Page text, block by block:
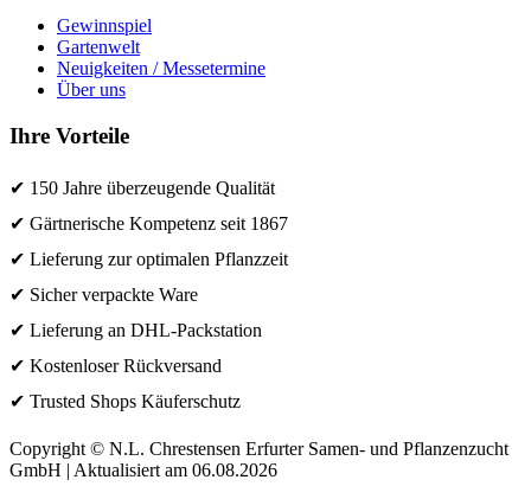
Gewinnspiel
Gartenwelt
Neuigkeiten / Messetermine
Über uns
Ihre Vorteile
✔ 150 Jahre überzeugende Qualität
✔ Gärtnerische Kompetenz seit 1867
✔ Lieferung zur optimalen Pflanzzeit
✔ Sicher verpackte Ware
✔ Lieferung an DHL-Packstation
✔ Kostenloser Rückversand
✔ Trusted Shops Käuferschutz
Copyright © N.L. Chrestensen Erfurter Samen- und Pflanzenzucht
GmbH | Aktualisiert am 06.08.2026